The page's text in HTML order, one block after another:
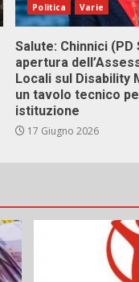
Politica Varie
Salute: Chinnici (PD
apertura
Locali sul Disability
un tavolo tecnico
istituzione
17 Giugno 2026